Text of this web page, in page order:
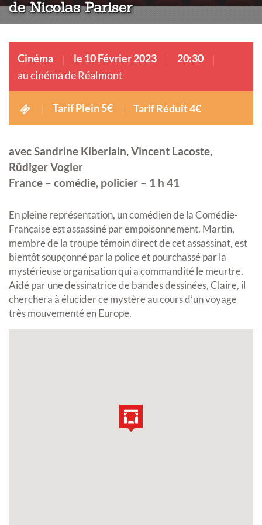
de Nicolas Pariser
Cinéma le 10 Février 2023
20:30
au cinéma de Réalmont
Tarif Plein 5€ Tarif Réduit 4€
avec Sandrine Kiberlain, Vincent Lacoste,
Rüdiger Vogler
France – comédie, policier – 1 h 41
En pleine représentation, un comédien de la Comédie-
Française est assassiné par empoisonnement. Martin,
membre de la troupe témoin direct de cet assassinat, est
bientôt soupçonné par la police et pourchassé par la
mystérieuse organisation qui a commandité le meurtre.
Aidé par une dessinatrice de bandes dessinées, Claire, il
cherchera à élucider ce mystère au cours d’un voyage
très mouvementé en Europe.